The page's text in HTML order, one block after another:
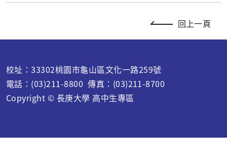
回上一頁
校址：33302桃園市龜山區文化一路259號
電話：(03)211-8800 傳真：(03)211-8700
Copyright © 長庚大學 高中生專區